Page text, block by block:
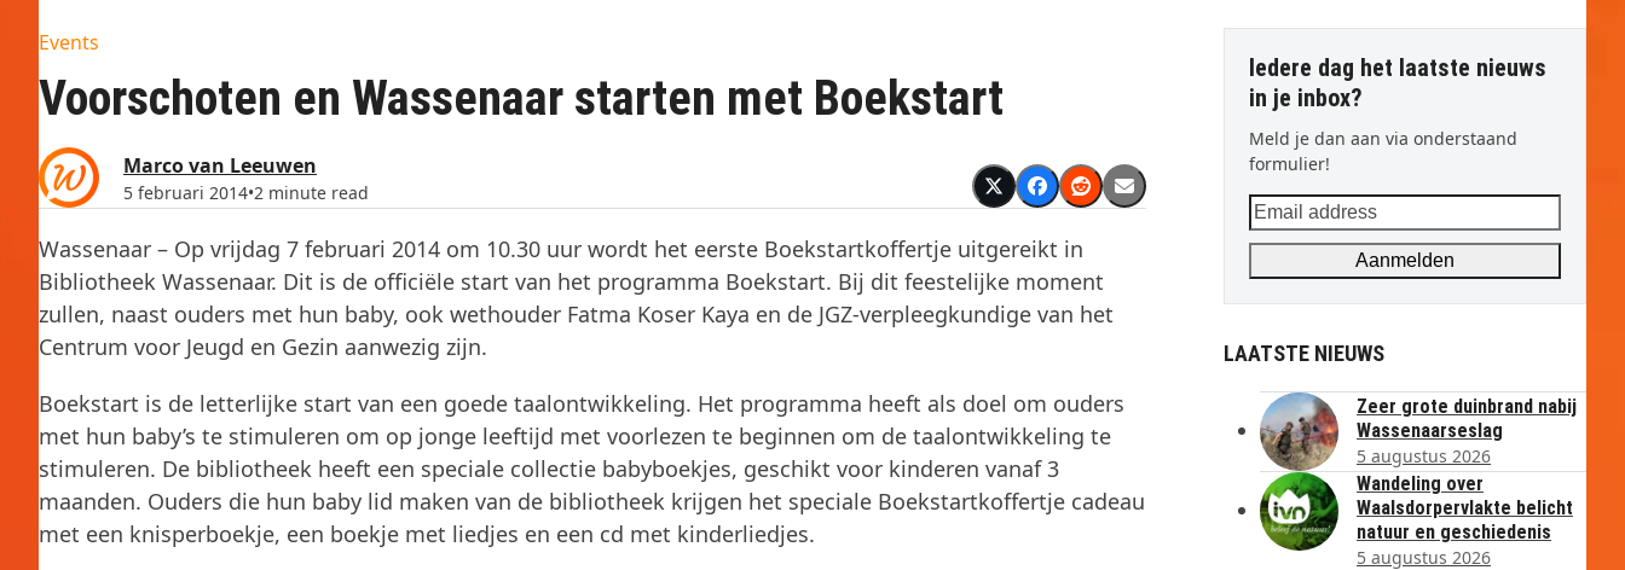
Events
Voorschoten en Wassenaar starten met Boekstart
Marco van Leeuwen
5 februari 2014•2 minute read
Wassenaar – Op vrijdag 7 februari 2014 om 10.30 uur wordt het eerste Boekstartkoffertje uitgereikt in
Bibliotheek Wassenaar. Dit is de officiële start van het programma Boekstart. Bij dit feestelijke moment
zullen, naast ouders met hun baby, ook wethouder Fatma Koser Kaya en de JGZ-verpleegkundige van het
Centrum voor Jeugd en Gezin aanwezig zijn.
Boekstart is de letterlijke start van een goede taalontwikkeling. Het programma heeft als doel om ouders
met hun baby’s te stimuleren om op jonge leeftijd met voorlezen te beginnen om de taalontwikkeling te
stimuleren. De bibliotheek heeft een speciale collectie babyboekjes, geschikt voor kinderen vanaf 3
maanden. Ouders die hun baby lid maken van de bibliotheek krijgen het speciale Boekstartkoffertje cadeau
met een knisperboekje, een boekje met liedjes en een cd met kinderliedjes.
Iedere dag het laatste nieuws
in je inbox?
Meld je dan aan via onderstaand
formulier!
Email
address
Aanmelden
LAATSTE NIEUWS
Zeer grote duinbrand nabij
Wassenaarseslag
5 augustus 2026
Wandeling over
Waalsdorpervlakte belicht
natuur en geschiedenis
5 augustus 2026